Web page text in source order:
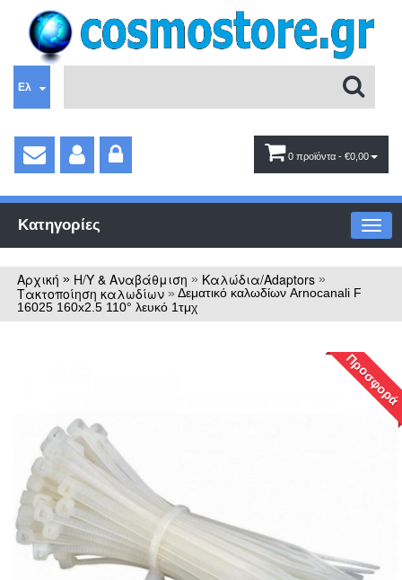
Ελ
0 προϊόντα - €0,00
Κατηγορίες
Αρχική » Η/Υ & Αναβάθμιση » Καλώδια/Adaptors »
Τακτοποίηση καλωδίων » Δεματικό καλωδίων Arnocanali F
16025 160x2.5 110° λευκό 1τμχ
Προσφορά